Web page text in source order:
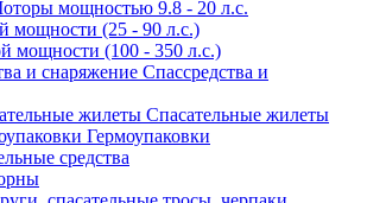
мощностью 9.8 - 20 л.с.
мощности (25 - 90 л.с.)
мощности (100 - 350 л.с.)
Спассредства и
Спасательные жилеты
Гермоупаковки
средства